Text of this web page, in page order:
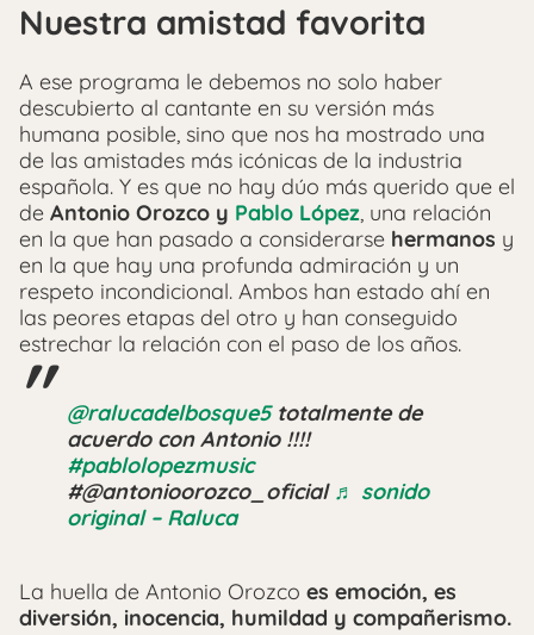
Nuestra amistad favorita
A ese programa le debemos no solo haber
descubierto al cantante en su versión más
humana posible, sino que nos ha mostrado una
de las amistades más icónicas de la industria
española. Y es que no hay dúo más querido que el
de Antonio Orozco y Pablo López, una relación
en la que han pasado a considerarse hermanos y
en la que hay una profunda admiración y un
respeto incondicional. Ambos han estado ahí en
las peores etapas del otro y han conseguido
estrechar la relación con el paso de los años.
@ralucadelbosque5totalmente de
acuerdo con Antonio !!!!
#pablolopezmusic
#@antonioorozco_oficial ♬ sonido
original – Raluca
La huella de Antonio Orozco es emoción, es
diversión, inocencia, humildad y compañerismo.